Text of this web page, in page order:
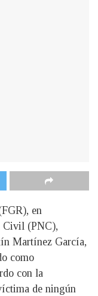
en
Civil (PNC),
Martínez García,
como
con la
de ningún